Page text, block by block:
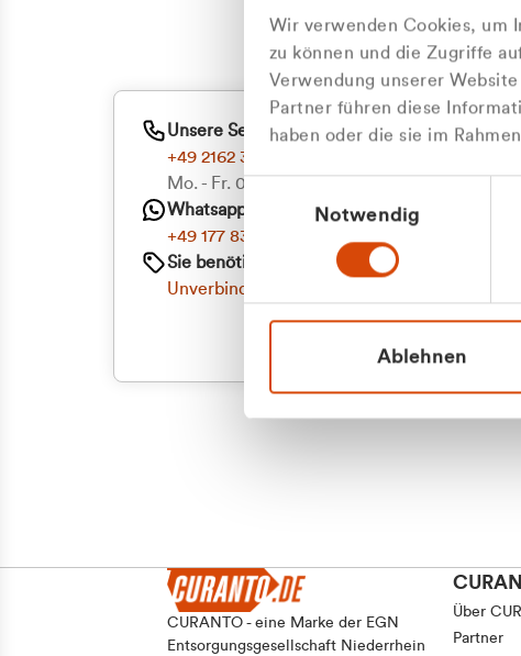
Wir verwenden Cookies, um
zu können und die Zugriffe
Verwendung unserer
Partner führen diese
haben oder die sie im
Einwilligungsauswahl
Notwendig
Ablehnen
Oder
Unsere Service-Hotline
+49 2162 3769000
Mo. - Fr. 08.00 - 16:30 Uhr
Whatsapp
+49 177 8376058
Sie benötigen ein individuelles Angebot?
Unverbindliche Anfrage stellen
CURANTO - eine Marke der EGN
Entsorgungsgesellschaft Niederrhein
Über
Partner